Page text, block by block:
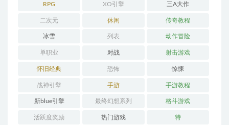
RPG XO引擎 三A大作
二次元 休闲 传奇教程
冰雪 列表 动作冒险
单职业 对战 射击游戏
怀旧经典 恐怖 惊悚
战神引擎 手游 手游教程
新blue引擎 最终幻想系列 格斗游戏
活跃度奖励 热门游戏 特